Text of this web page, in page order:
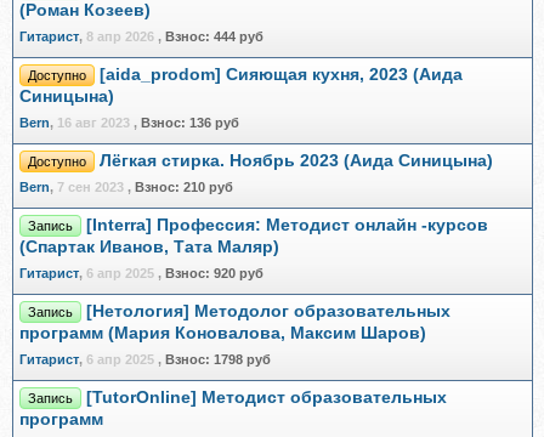
(Роман Козеев)
Гитарист, 8 апр 2026 , Взнос: 444 руб
Доступно
[aida_prodom] Сияющая кухня, 2023 (Аида
Синицына)
Bern, 16 авг 2023 , Взнос: 136 руб
Доступно Лёгкая стирка. Ноябрь 2023 (Аида Синицына)
Bern, 7 сен 2023 , Взнос: 210 руб
Запись
[Interra] Профессия: Методист онлайн -курсов
(Спартак Иванов, Тата Маляр)
Гитарист, 6 апр 2025 , Взнос: 920 руб
Запись
[Нетология] Методолог образовательных
программ (Мария Коновалова, Максим Шаров)
Гитарист, 6 апр 2025 , Взнос: 1798 руб
Запись
[TutorOnline] Методист образовательных
программ